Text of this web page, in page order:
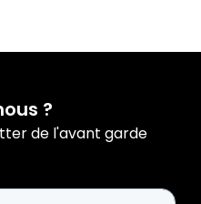
?
de l'avant garde